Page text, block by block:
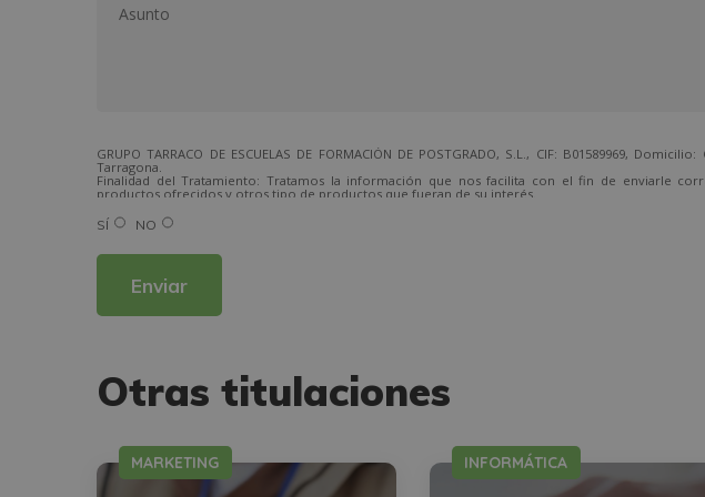
GRUPO TARRACO DE ESCUELAS DE FORMACIÓN DE POSTGRADO, S.L., CIF: B01589969,
Tarragona.
Finalidad del Tratamiento: Tratamos la información que nos facilita con el fin de enviarle
productos ofrecidos y otros tipo de productos que fueran de su interés.
Derechos: Puede ejercitar sus derechos identificándose suficientemente, dirigiéndose a la
Para más información consulte nuestra Política de Privacidad.
SÍ NO
Otras titulaciones
MARKETING INFORMÁTICA